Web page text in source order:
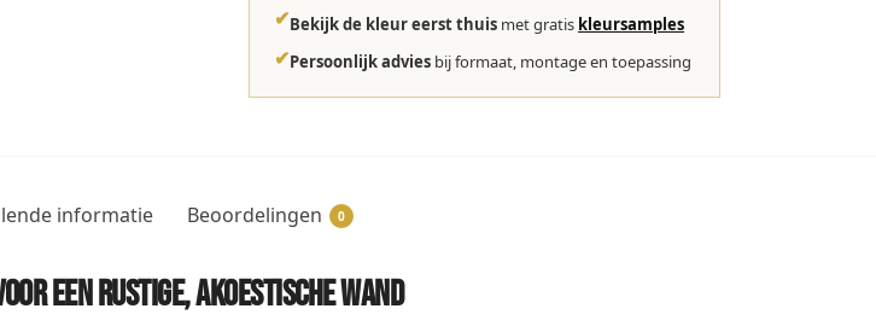
✔Bekijk de kleur eerst thuis met gratis kleursamples
✔Persoonlijk advies bij formaat, montage en toepassing
informatie Beoordelingen 0
een rustige, akoestische wand